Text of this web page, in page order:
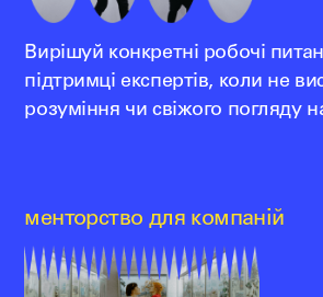
Вирішуй конкретні робочі
підтримці експертів, коли не
розуміння чи свіжого погляду
менторство для компаній